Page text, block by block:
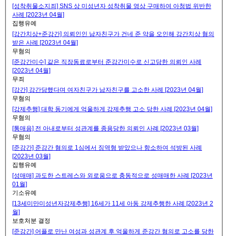
[성착취물소지죄] SNS 상 미성년자 성착취물 영상 구매하여 아청법 위반한
사례 [2023년 04월]
집행유예
[강간치상+준강간] 의뢰인인 남자친구가 건네 준 약을 오인해 강간치상 혐의
받은 사례 [2023년 04월]
무혐의
[준강간미수] 같은 직장동료로부터 준강간미수로 신고당한 의뢰인 사례
[2023년 04월]
무죄
[강간] 강간당했다며 여자친구가 남자친구를 고소한 사례 [2023년 04월]
무혐의
[강제추행] 대학 동기에게 억울하게 강제추행 고소 당한 사례 [2023년 04월]
무혐의
[통매음] 전 아내로부터 성관계를 종용당한 의뢰인 사례 [2023년 03월]
무혐의
[준강간] 준강간 혐의로 1심에서 징역형 받았으나 항소하여 석방된 사례
[2023년 03월]
집행유예
[성매매] 과도한 스트레스와 외로움으로 충동적으로 성매매한 사례 [2023년
01월]
기소유예
[13세미만미성년자강제추행] 16세가 11세 아동 강제추행한 사례 [2023년 2
월]
보호처분 결정
[준강간] 어플로 만난 여성과 성관계 후 억울하게 준강간 혐의로 고소를 당한